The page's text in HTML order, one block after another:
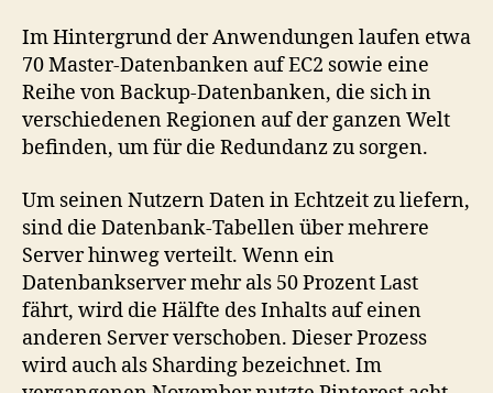
Im Hintergrund der Anwendungen laufen etwa
70 Master-Datenbanken auf EC2 sowie eine
Reihe von Backup-Datenbanken, die sich in
verschiedenen Regionen auf der ganzen Welt
befinden, um für die Redundanz zu sorgen.
Um seinen Nutzern Daten in Echtzeit zu liefern,
sind die Datenbank-Tabellen über mehrere
Server hinweg verteilt. Wenn ein
Datenbankserver mehr als 50 Prozent Last
fährt, wird die Hälfte des Inhalts auf einen
anderen Server verschoben. Dieser Prozess
wird auch als Sharding bezeichnet. Im